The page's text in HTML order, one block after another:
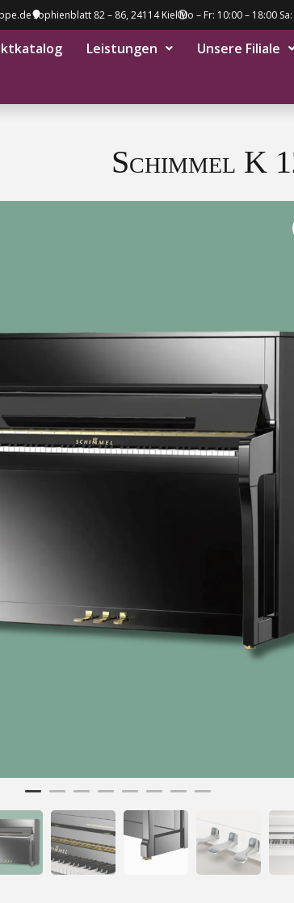
Sophienblatt 82 – 86, 24114 KielMo – Fr: 10:00 – 18:00
Leistungen Unsere Filiale
Schimmel K